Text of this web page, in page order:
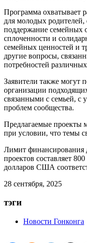
Программа охватывает
для молодых родителей,
поддержание семейных
сплоченности и
семейных ценностей и
другие вопросы,
потребностей
Заявители также могут
организации
связанными с семьей, с
проблем сообщества.
Предлагаемые проекты
при условии, что темы
Лимит финансирования
проектов составляет
долларов США
28 сентября, 2025
тэги
Новости Гонконга